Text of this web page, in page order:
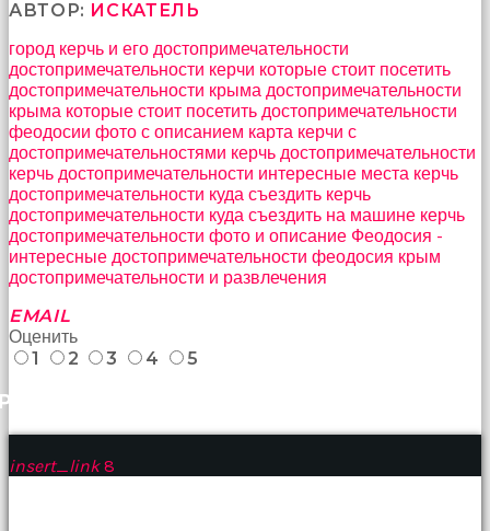
АВТОР: ИСКАТЕЛЬ
город керчь и его достопримечательности
достопримечательности керчи которые стоит посетить
достопримечательности крыма достопримечательности
крыма которые стоит посетить достопримечательности
феодосии фото с описанием карта керчи с
достопримечательностями керчь достопримечательности
керчь достопримечательности интересные места керчь
достопримечательности куда съездить керчь
достопримечательности куда съездить на машине керчь
достопримечательности фото и описание Феодосия -
интересные достопримечательности феодосия крым
достопримечательности и развлечения
EMAIL
Оценить
1
2 3 4 5
insert_link 8